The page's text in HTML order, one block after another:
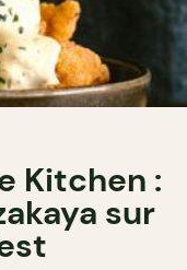
Kitchen :
sur